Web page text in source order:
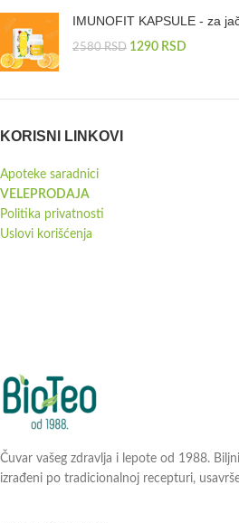
IMUNOFIT KAPSULE - za
2580RSD 1290 RSD
KORISNI LINKOVI
Apoteke saradnici
VELEPRODAJA
Politika privatnosti
Uslovi korišćenja
Čuvar vašeg zdravlja i lepote od 1988.
izrađeni po tradicionalnoj recepturi,